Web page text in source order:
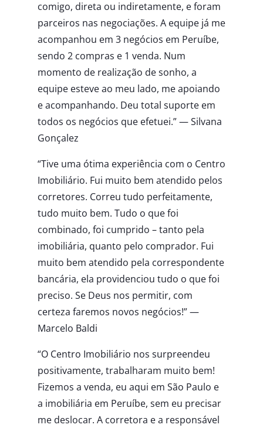
comigo, direta ou indiretamente, e foram
parceiros nas negociações. A equipe já me
acompanhou em 3 negócios em Peruíbe,
sendo 2 compras e 1 venda. Num
momento de realização de sonho, a
equipe esteve ao meu lado, me apoiando
e acompanhando. Deu total suporte em
todos os negócios que efetuei.” — Silvana
Gonçalez
“Tive uma ótima experiência com o Centro
Imobiliário. Fui muito bem atendido pelos
corretores. Correu tudo perfeitamente,
tudo muito bem. Tudo o que foi
combinado, foi cumprido – tanto pela
imobiliária, quanto pelo comprador. Fui
muito bem atendido pela correspondente
bancária, ela providenciou tudo o que foi
preciso. Se Deus nos permitir, com
certeza faremos novos negócios!” —
Marcelo Baldi
“O Centro Imobiliário nos surpreendeu
positivamente, trabalharam muito bem!
Fizemos a venda, eu aqui em São Paulo e
a imobiliária em Peruíbe, sem eu precisar
me deslocar. A corretora e a responsável